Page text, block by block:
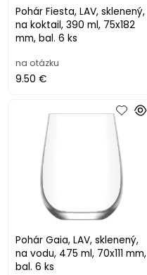
Pohár Fiesta, LAV, sklenený,
na koktail, 390 ml, 75x182
mm, bal. 6 ks
na otázku
9.50 €
Pohár Gaia, LAV, sklenený,
na vodu, 475 ml, 70x111 mm,
bal. 6 ks